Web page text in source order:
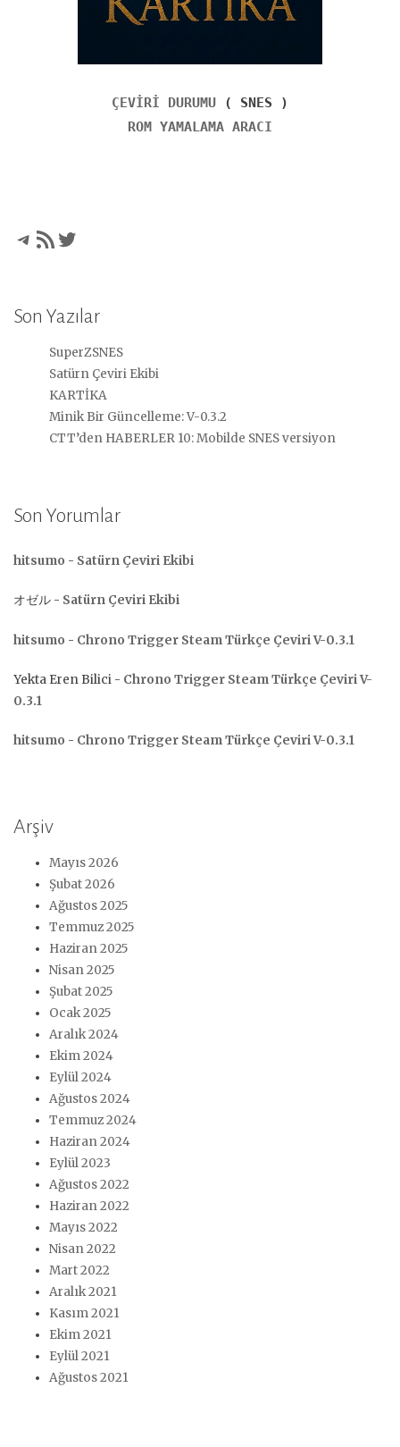
ÇEVİRİ DURUMU ( SNES )
ROM YAMALAMA ARACI
Telegram
RSS akışıTwitter
Son Yazılar
SuperZSNES
Satürn Çeviri Ekibi
KARTİKA
Minik Bir Güncelleme: V-0.3.2
CTT’den HABERLER 10: Mobilde SNES versiyon
Son Yorumlar
hitsumo - Satürn Çeviri Ekibi
オゼル - Satürn Çeviri Ekibi
hitsumo - Chrono Trigger Steam Türkçe Çeviri V-0.3.1
Yekta Eren Bilici - Chrono Trigger Steam Türkçe Çeviri V-
0.3.1
hitsumo - Chrono Trigger Steam Türkçe Çeviri V-0.3.1
Arşiv
Mayıs 2026
Şubat 2026
Ağustos 2025
Temmuz 2025
Haziran 2025
Nisan 2025
Şubat 2025
Ocak 2025
Aralık 2024
Ekim 2024
Eylül 2024
Ağustos 2024
Temmuz 2024
Haziran 2024
Eylül 2023
Ağustos 2022
Haziran 2022
Mayıs 2022
Nisan 2022
Mart 2022
Aralık 2021
Kasım 2021
Ekim 2021
Eylül 2021
Ağustos 2021